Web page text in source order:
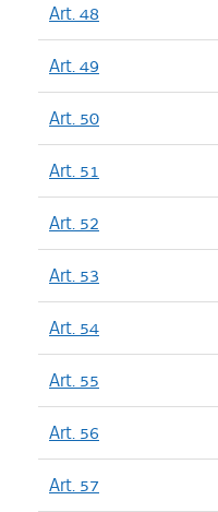
Art. 48
Art. 49
Art. 50
Art. 51
Art. 52
Art. 53
Art. 54
Art. 55
Art. 56
Art. 57